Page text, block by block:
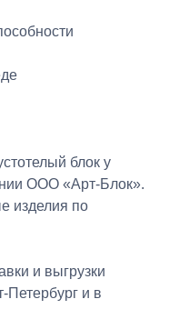
блок у
ООО «Арт-Блок».
изделия по
и выгрузки
Петербург и в